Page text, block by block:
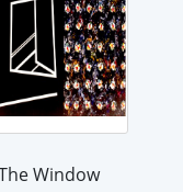
Window